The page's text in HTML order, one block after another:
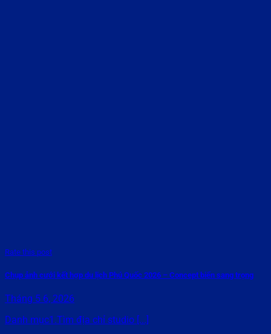
Rate this post
Chụp ảnh cưới kết hợp du lịch Phú Quốc 2026 – Concept biển sang trọng
Tháng 5 6, 2026
Danh mục1.Tìm địa chỉ studio [...]